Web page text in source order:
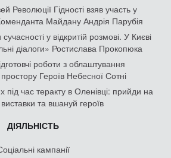
Революції Гідності взяв участь у
Майдану Андрія Парубія
у відкритій розмові. У Києві
діалоги» Ростислава Прокопюка
роботи з облаштування
Героїв Небесної Сотні
під час теракту в Оленівці: прийди на
виставки та вшануй героїв
ДІЯЛЬНІСТЬ
кампанії